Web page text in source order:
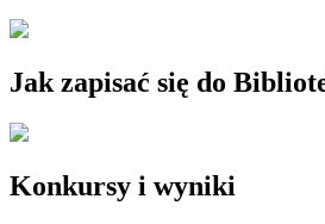
Jak zapisać się do
Konkursy i wyniki